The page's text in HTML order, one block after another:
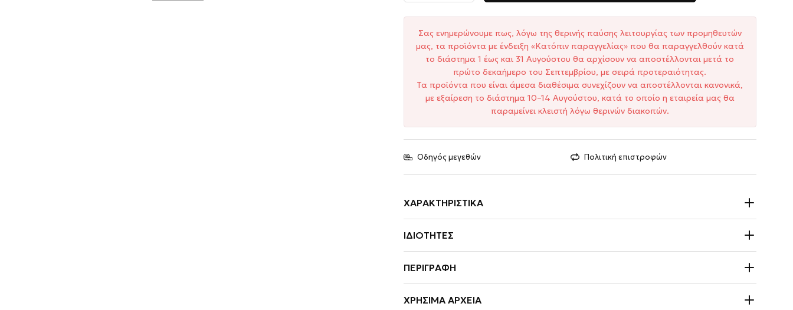
Σας ενημερώνουμε πως, λόγω της θερινής παύσης λειτουργίας των προμηθευτών
μας, τα προϊόντα με ένδειξη «Κατόπιν παραγγελίας» που θα παραγγελθούν κατά
το διάστημα 1 έως και 31 Αυγούστου θα αρχίσουν να αποστέλλονται μετά το
πρώτο δεκαήμερο του Σεπτεμβρίου, με σειρά προτεραιότητας.
Τα προϊόντα που είναι άμεσα διαθέσιμα συνεχίζουν να αποστέλλονται κανονικά,
με εξαίρεση το διάστημα 10–14 Αυγούστου, κατά το οποίο η εταιρεία μας θα
παραμείνει κλειστή λόγω θερινών διακοπών.
Οδηγός μεγεθών Πολιτική επιστροφών
ΧΑΡΑΚΤΗΡΙΣΤΙΚΆ
ΙΔΙΌΤΗΤΕΣ
ΠΕΡΙΓΡΑΦΉ
ΧΡΉΣΙΜΑ ΑΡΧΕΊΑ